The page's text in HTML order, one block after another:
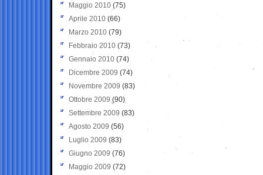
Maggio 2010 (75)
Aprile 2010 (66)
Marzo 2010 (79)
Febbraio 2010 (73)
Gennaio 2010 (74)
Dicembre 2009 (74)
Novembre 2009 (83)
Ottobre 2009 (90)
Settembre 2009 (83)
Agosto 2009 (56)
Luglio 2009 (83)
Giugno 2009 (76)
Maggio 2009 (72)